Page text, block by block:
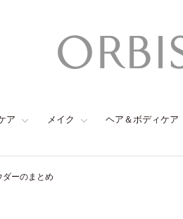
ア メイク ヘア＆ボディケア
ーのまとめ